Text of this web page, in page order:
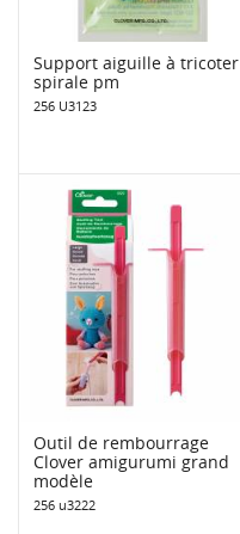
Support aiguille à tricoter
spirale pm
256 U3123
Outil de rembourrage
Clover amigurumi grand
modèle
256 u3222